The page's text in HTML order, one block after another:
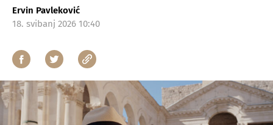
Ervin Pavleković
18. svibanj 2026 10:40